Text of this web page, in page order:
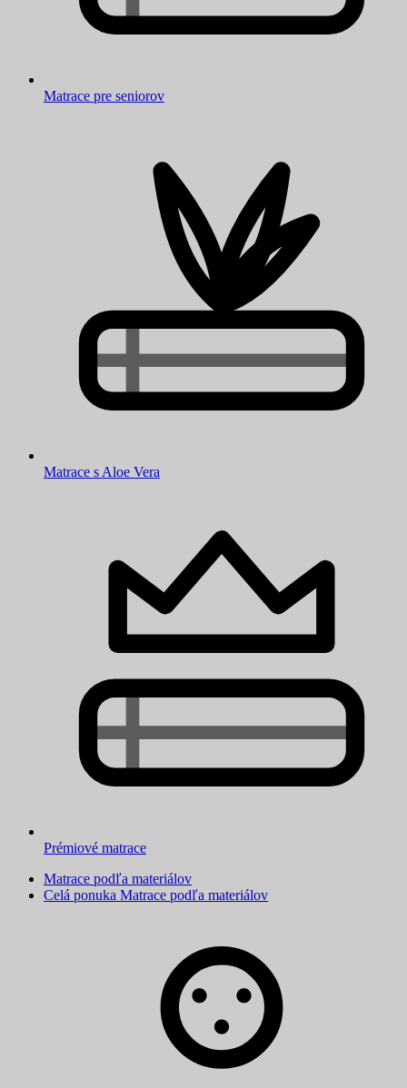
Matrace pre seniorov
Matrace s Aloe Vera
Prémiové matrace
Matrace podľa materiálov
Celá ponuka Matrace podľa materiálov